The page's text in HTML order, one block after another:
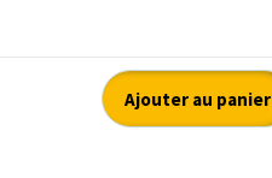
Ajouter au panier